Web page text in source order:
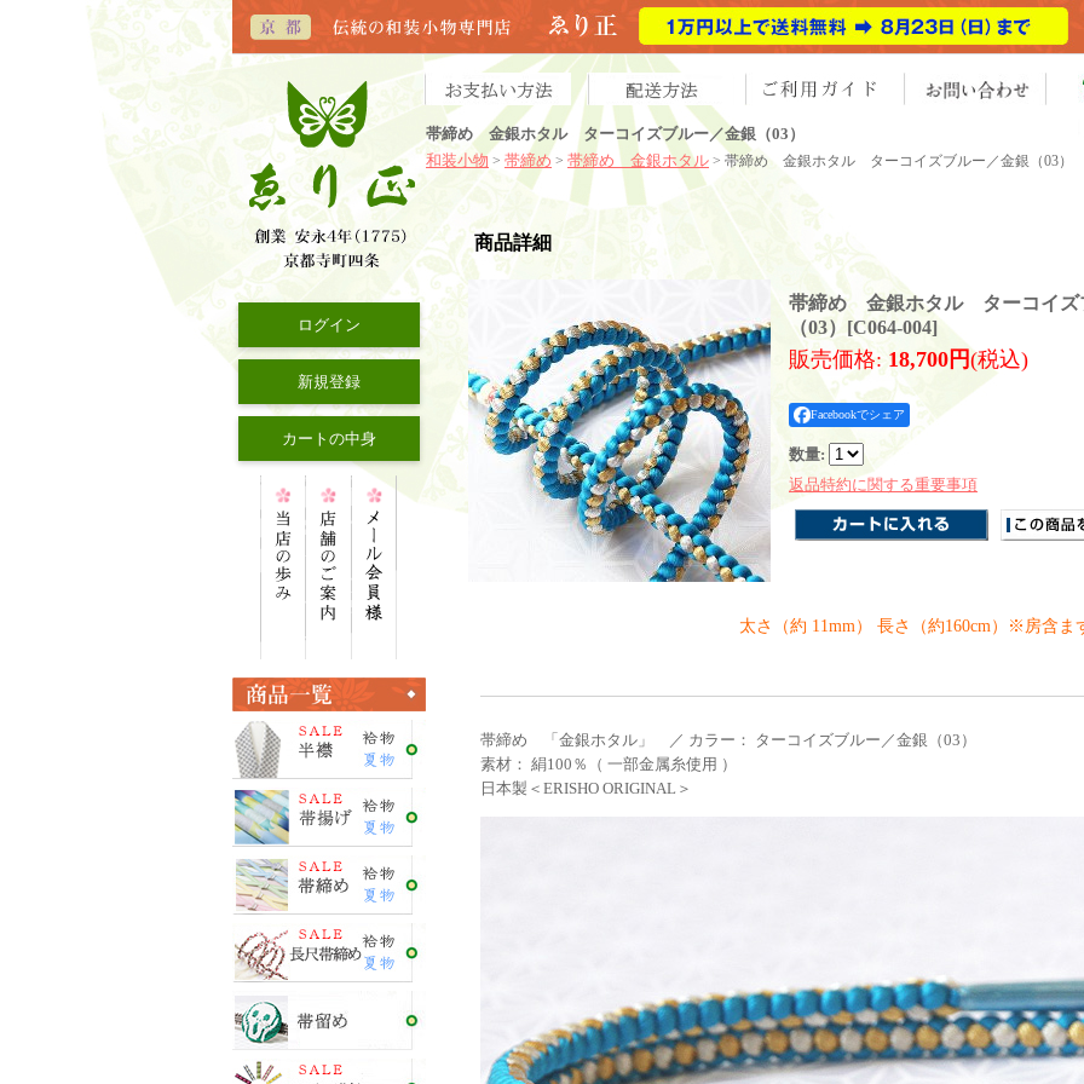
帯締め 金銀ホタル ターコイズブルー／金銀（03）
和装小物 > 帯締め > 帯締め 金銀ホタル > 帯締め 金銀ホタル ターコイズブルー／金銀（03）
ログイン
新規登録
カートの中身
商品詳細
帯締め 金銀ホタル ターコイズ
（03） [C064-004]
販売価格: 18,700円(税込)
Facebookでシェア
数量:
返品特約に関する重要事項
太さ（約 11mm） 長さ（約160cm）※房含ま
帯締め 「金銀ホタル」 ／ カラー： ターコイズブルー／金銀（03）
素材： 絹100％（ 一部金属糸使用 ）
日本製＜ERISHO ORIGINAL＞